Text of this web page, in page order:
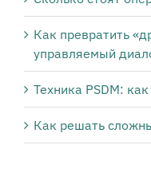
Как превратить
управляемый
Техника PSDM:
Как решать